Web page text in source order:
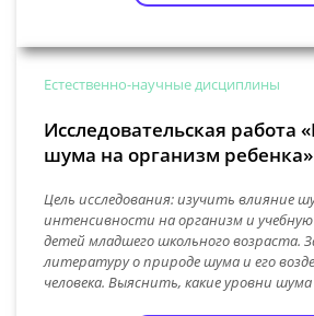
Естественно-научные дисциплины
Исследовательская работа
шума на организм ребенка»
Цель исследования: изучить влияние
интенсивности на организм и
детей младшего школьного возраста.
литературу о природе шума и его
человека. Выяснить, какие уровни